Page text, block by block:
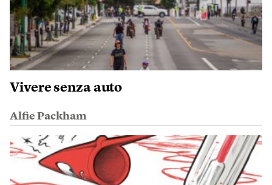
Vivere senza auto
Alfie Packham